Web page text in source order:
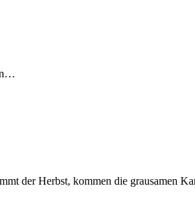
der Herbst, kommen die grausamen